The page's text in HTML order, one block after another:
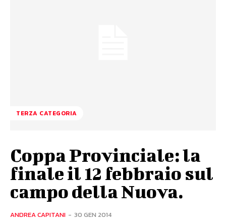
TERZA CATEGORIA
Coppa Provinciale: la
finale il 12 febbraio sul
campo della Nuova.
ANDREA CAPITANI - 30 GEN 2014